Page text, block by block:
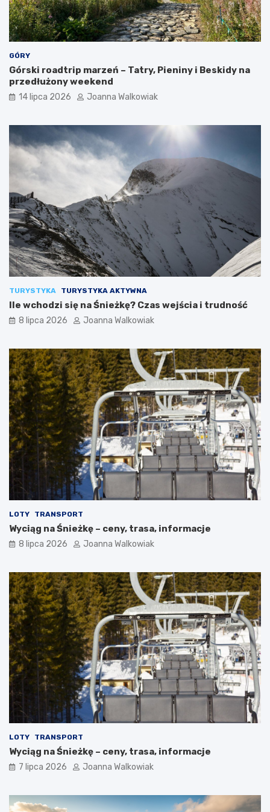
GÓRY
Górski roadtrip marzeń – Tatry, Pieniny i Beskidy na
przedłużony weekend
14 lipca 2026 Joanna Walkowiak
TURYSTYKA TURYSTYKA AKTYWNA
Ile wchodzi się na Śnieżkę? Czas wejścia i trudność
8 lipca 2026 Joanna Walkowiak
LOTY TRANSPORT
Wyciąg na Śnieżkę – ceny, trasa, informacje
8 lipca 2026 Joanna Walkowiak
LOTY TRANSPORT
Wyciąg na Śnieżkę – ceny, trasa, informacje
7 lipca 2026 Joanna Walkowiak